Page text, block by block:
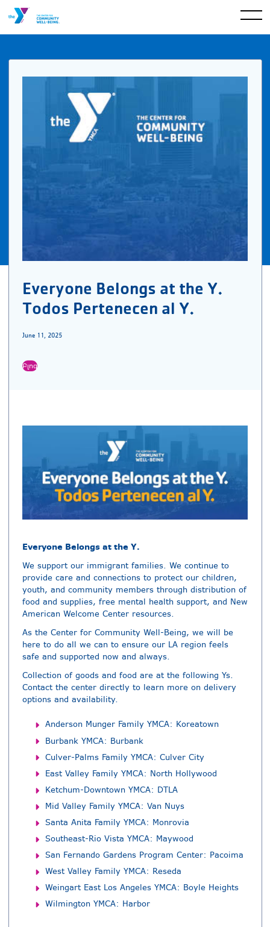
Everyone Belongs at the Y.
Todos Pertenecen al Y.
June 11, 2025
Բլոգ
Everyone Belongs at the Y.
We support our immigrant families. We continue to
provide care and connections to protect our children,
youth, and community members through distribution of
food and supplies, free mental health support, and New
American Welcome Center resources.
As the Center for Community Well-Being, we will be
here to do all we can to ensure our LA region feels
safe and supported now and always.
Collection of goods and food are at the following Ys.
Contact the center directly to learn more on delivery
options and availability.
Anderson Munger Family YMCA: Koreatown
Burbank YMCA: Burbank
Culver-Palms Family YMCA: Culver City
East Valley Family YMCA: North Hollywood
Ketchum-Downtown YMCA: DTLA
Mid Valley Family YMCA: Van Nuys
Santa Anita Family YMCA: Monrovia
Southeast-Rio Vista YMCA: Maywood
San Fernando Gardens Program Center: Pacoima
West Valley Family YMCA: Reseda
Weingart East Los Angeles YMCA: Boyle Heights
Wilmington YMCA: Harbor